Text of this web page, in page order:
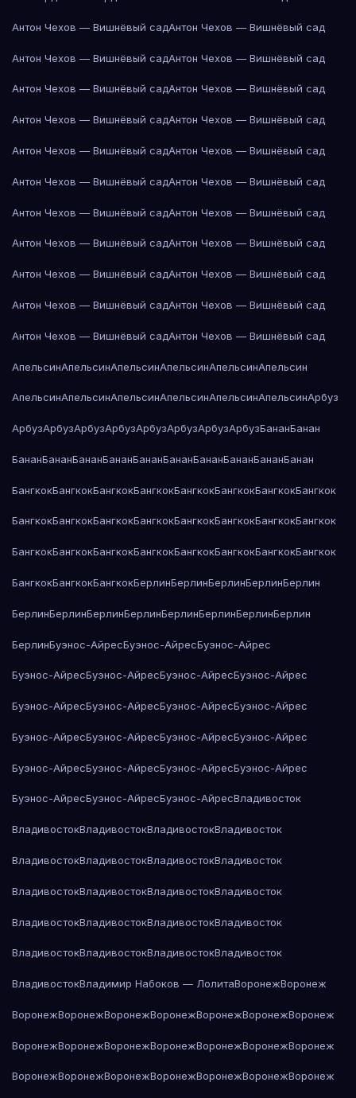
Антон Чехов — Вишнёвый садАнтон Чехов — Вишнёвый сад
Антон Чехов — Вишнёвый садАнтон Чехов — Вишнёвый сад
Антон Чехов — Вишнёвый садАнтон Чехов — Вишнёвый сад
Антон Чехов — Вишнёвый садАнтон Чехов — Вишнёвый сад
Антон Чехов — Вишнёвый садАнтон Чехов — Вишнёвый сад
Антон Чехов — Вишнёвый садАнтон Чехов — Вишнёвый сад
Антон Чехов — Вишнёвый садАнтон Чехов — Вишнёвый сад
Антон Чехов — Вишнёвый садАнтон Чехов — Вишнёвый сад
Антон Чехов — Вишнёвый садАнтон Чехов — Вишнёвый сад
Антон Чехов — Вишнёвый садАнтон Чехов — Вишнёвый сад
Антон Чехов — Вишнёвый садАнтон Чехов — Вишнёвый сад
АпельсинАпельсинАпельсинАпельсинАпельсинАпельсин
АпельсинАпельсинАпельсинАпельсинАпельсинАпельсинАрбуз
АрбузАрбузАрбузАрбузАрбузАрбузАрбузАрбузБананБанан
БананБананБананБананБананБананБананБананБананБанан
БангкокБангкокБангкокБангкокБангкокБангкокБангкокБангкок
БангкокБангкокБангкокБангкокБангкокБангкокБангкокБангкок
БангкокБангкокБангкокБангкокБангкокБангкокБангкокБангкок
БангкокБангкокБангкокБерлинБерлинБерлинБерлинБерлин
БерлинБерлинБерлинБерлинБерлинБерлинБерлинБерлин
БерлинБуэнос-АйресБуэнос-АйресБуэнос-Айрес
Буэнос-АйресБуэнос-АйресБуэнос-АйресБуэнос-Айрес
Буэнос-АйресБуэнос-АйресБуэнос-АйресБуэнос-Айрес
Буэнос-АйресБуэнос-АйресБуэнос-АйресБуэнос-Айрес
Буэнос-АйресБуэнос-АйресБуэнос-АйресБуэнос-Айрес
Буэнос-АйресБуэнос-АйресБуэнос-АйресВладивосток
ВладивостокВладивостокВладивостокВладивосток
ВладивостокВладивостокВладивостокВладивосток
ВладивостокВладивостокВладивостокВладивосток
ВладивостокВладивостокВладивостокВладивосток
ВладивостокВладивостокВладивостокВладивосток
ВладивостокВладимир Набоков — ЛолитаВоронежВоронеж
ВоронежВоронежВоронежВоронежВоронежВоронежВоронеж
ВоронежВоронежВоронежВоронежВоронежВоронежВоронеж
ВоронежВоронежВоронежВоронежВоронежВоронежВоронеж